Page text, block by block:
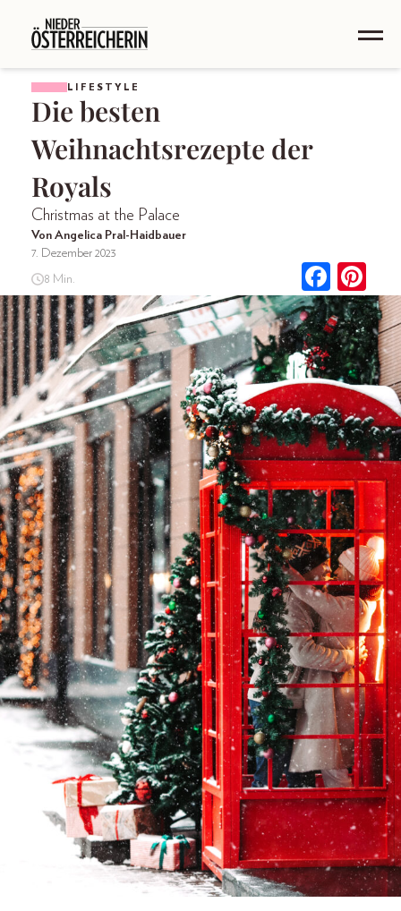
LIFESTYLE
Die besten
Weihnachtsrezepte der
Royals
Christmas at the Palace
Von Angelica Pral-Haidbauer
7. Dezember 2023
8 Min.